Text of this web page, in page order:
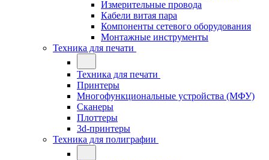
Измерительные провода
Кабели витая пара
Компоненты сетевого оборудования
Монтажные инструменты
Техника для печати
Техника для печати
Принтеры
Многофункциональные устройства (МФУ)
Сканеры
Плоттеры
3d-принтеры
Техника для полиграфии